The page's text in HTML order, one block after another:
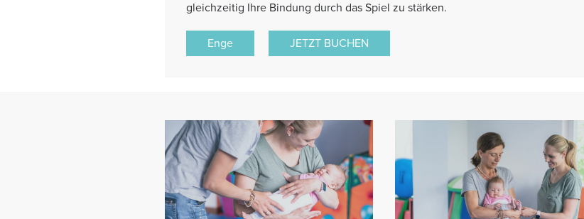
gleichzeitig Ihre Bindung durch das Spiel zu stärken.
Enge JETZT BUCHEN